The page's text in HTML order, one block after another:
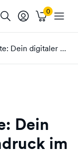
Webvisitenkarte: Dein digitaler erster Eindruck im Netz
Dein
im